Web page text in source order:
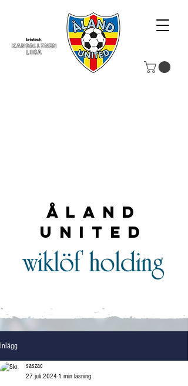
Åland
United
Inlägg
saszac
27 juli 2024 1 min läsning